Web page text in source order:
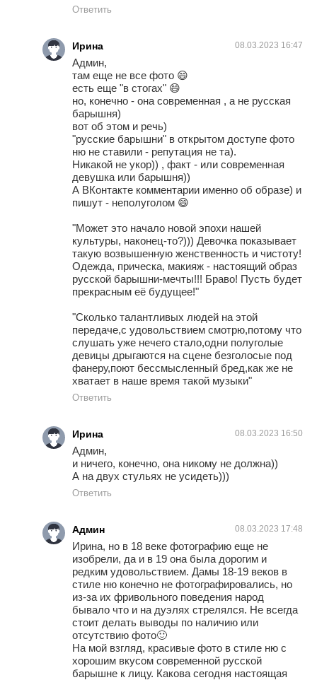
Ответить
Ирина 08.03.2023 16:47
Админ,
там еще не все фото 😄
есть еще "в стогах" 😄
но, конечно - она современная , а не русская
барышня)
вот об этом и речь)
"русские барышни" в открытом доступе фото
ню не ставили - репутация не та).
Никакой не укор)) , факт - или современная
девушка или барышня))
А ВКонтакте комментарии именно об образе) и
пишут - неполуголом 😄
"Может это начало новой эпохи нашей
культуры, наконец-то?))) Девочка показывает
такую возвышенную женственность и чистоту!
Одежда, прическа, макияж - настоящий образ
русской барышни-мечты!!! Браво! Пусть будет
прекрасным её будущее!"
"Сколько талантливых людей на этой
передаче,с удовольствием смотрю,потому что
слушать уже нечего стало,одни полуголые
девицы дрыгаются на сцене безголосые под
фанеру,поют бессмысленный бред,как же не
хватает в наше время такой музыки"
Ответить
Ирина 08.03.2023 16:50
Админ,
и ничего, конечно, она никому не должна))
А на двух стульях не усидеть)))
Ответить
Админ 08.03.2023 17:48
Ирина, но в 18 веке фотографию еще не
изобрели, да и в 19 она была дорогим и
редким удовольствием. Дамы 18-19 веков в
стиле ню конечно не фотографировались, но
из-за их фривольного поведения народ
бывало что и на дуэлях стрелялся. Не всегда
стоит делать выводы по наличию или
отсутствию фото🙂
На мой взгляд, красивые фото в стиле ню с
хорошим вкусом современной русской
барышне к лицу. Какова сегодня настоящая